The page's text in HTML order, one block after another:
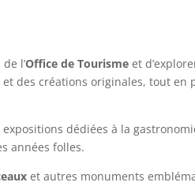
l’Office de Tourisme et
des créations originales, tout
dédiées à la
années folles.
et autres monuments